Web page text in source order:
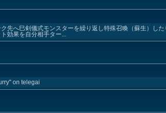
ク先へ巳剣儀式モンスターを繰り返し特殊召喚（蘇生）し
効果を自分相手ター...
on telegai